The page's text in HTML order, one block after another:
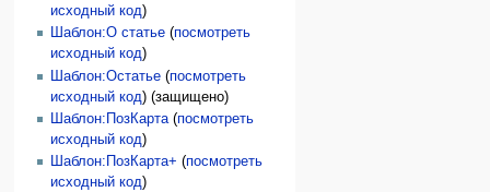
исходный код)
Шаблон:О статье(посмотреть
исходный код)
Шаблон:Остатье(посмотреть
исходный код) (защищено)
Шаблон:ПозКарта(посмотреть
исходный код)
Шаблон:ПозКарта+ (посмотреть
исходный код)